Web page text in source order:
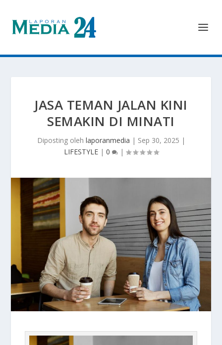
JASA TEMAN JALAN KINI
SEMAKIN DI MINATI
Diposting oleh laporanmedia | Sep 30, 2025 |
LIFESTYLE| 0 |